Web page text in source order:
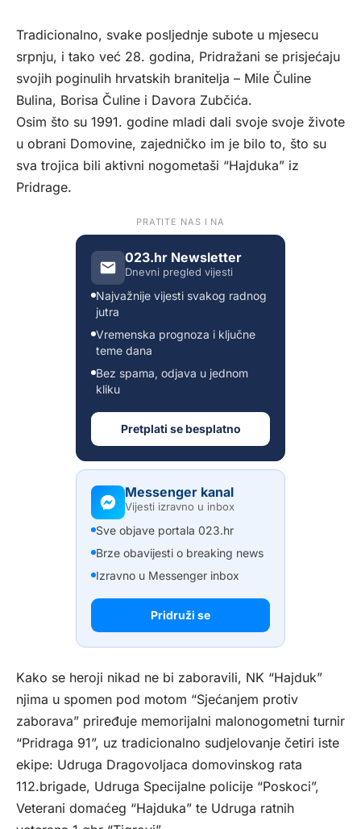
Tradicionalno, svake posljednje subote u mjesecu
srpnju, i tako već 28. godina, Pridražani se prisjećaju
svojih poginulih hrvatskih branitelja – Mile Čuline
Bulina, Borisa Čuline i Davora Zubčića.
Osim što su 1991. godine mladi dali svoje svoje živote
u obrani Domovine, zajedničko im je bilo to, što su
sva trojica bili aktivni nogometaši “Hajduka” iz
Pridrage.
PRATITE NAS I NA
023.hr Newsletter
Dnevni pregled vijesti
Najvažnije vijesti svakog radnog
jutra
Vremenska prognoza i ključne
teme dana
Bez spama, odjava u jednom
kliku
Pretplati se besplatno
Messenger kanal
Vijesti izravno u inbox
Sve objave portala 023.hr
Brze obavijesti o breaking news
Izravno u Messenger inbox
Pridruži se
Kako se heroji nikad ne bi zaboravili, NK “Hajduk”
njima u spomen pod motom “Sjećanjem protiv
zaborava” priređuje memorijalni malonogometni turnir
“Pridraga 91”, uz tradicionalno sudjelovanje četiri iste
ekipe: Udruga Dragovoljaca domovinskog rata
112.brigade, Udruga Specijalne policije “Poskoci”,
Veterani domaćeg “Hajduka” te Udruga ratnih